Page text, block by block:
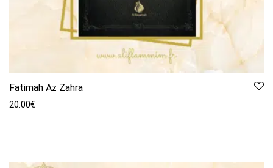
Fatimah Az Zahra
20.00€